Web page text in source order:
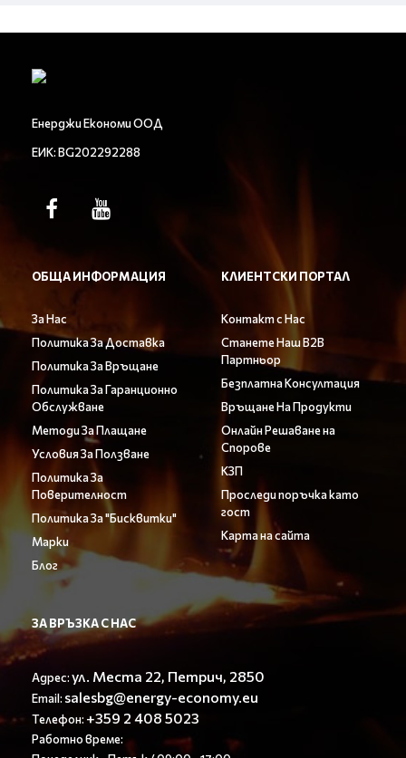
Енерджи Економи ООД
ЕИК: BG202292288
ОБЩА ИНФОРМАЦИЯ
За Нас
Политика За Доставка
Политика За Връщане
Политика За Гаранционно
Обслужване
Методи За Плащане
Условия За Ползване
Политика За
Поверителност
Политика За "Бисквитки"
Марки
Блог
КЛИЕНТСКИ ПОРТАЛ
Контакт с Нас
Станете Наш B2B
Партньор
Безплатна Консултация
Връщане На Продукти
Онлайн Решаване на
Спорове
КЗП
Проследи поръчка като
гост
Карта на сайта
ЗА ВРЪЗКА С НАС
Адрес:ул. Места 22, Петрич, 2850
Email: salesbg@energy-economy.eu
Телефон: +359 2 408 5023
Работно време: